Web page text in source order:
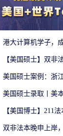
港大计算机学子，
【美国硕士】双非
美国硕士案例：浙
美国硕士录取丨美
【美国博士】211
双非法本晚申上岸